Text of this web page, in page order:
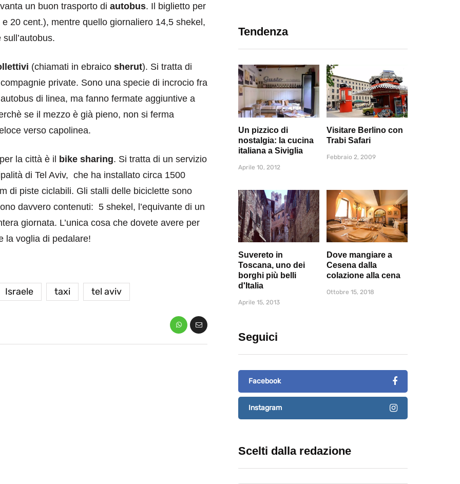
un buon trasporto di autobus. Il biglietto per
20 cent.), mentre quello giornaliero 14,5 shekel,
(chiamati in ebraico sherut). Si tratta di
private. Sono una specie di incrocio fra
di linea, ma fanno fermate aggiuntive a
se il mezzo è già pieno, non si ferma
verso capolinea.
la città è il bike sharing. Si tratta di un servizio
di Tel Aviv, che ha installato circa 1500
di piste ciclabili. Gli stalli delle biciclette sono
davvero contenuti: 5 shekel, l’equivante di un
giornata. L’unica cosa che dovete avere per
la voglia di pedalare!
Israele taxi tel aviv
Tendenza
Un pizzico di
nostalgia: la cucina
italiana a Siviglia
Aprile 10, 2012
Visitare Berlino con
Trabi Safari
Febbraio 2, 2009
Suvereto in
Toscana, uno dei
borghi più belli
d'Italia
Aprile 15, 2013
Dove mangiare a
Cesena dalla
colazione alla cena
Ottobre 15, 2018
Seguici
Facebook
Instagram
Scelti dalla redazione